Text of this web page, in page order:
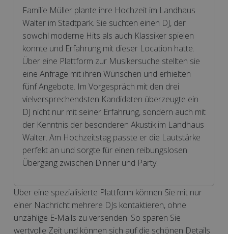
Familie Müller plante ihre Hochzeit im Landhaus
Walter im Stadtpark. Sie suchten einen DJ, der
sowohl moderne Hits als auch Klassiker spielen
konnte und Erfahrung mit dieser Location hatte.
Über eine Plattform zur Musikersuche stellten sie
eine Anfrage mit ihren Wünschen und erhielten
fünf Angebote. Im Vorgespräch mit den drei
vielversprechendsten Kandidaten überzeugte ein
DJ nicht nur mit seiner Erfahrung, sondern auch mit
der Kenntnis der besonderen Akustik im Landhaus
Walter. Am Hochzeitstag passte er die Lautstärke
perfekt an und sorgte für einen reibungslosen
Übergang zwischen Dinner und Party.
Über eine spezialisierte Plattform können Sie mit nur
einer Nachricht mehrere DJs kontaktieren, ohne
unzählige E-Mails zu versenden. So sparen Sie
wertvolle Zeit und können sich auf die schönen Details